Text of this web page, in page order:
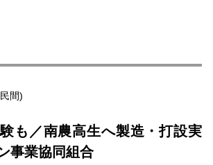
間)
も／南農高生へ製造・打設実
事業協同組合